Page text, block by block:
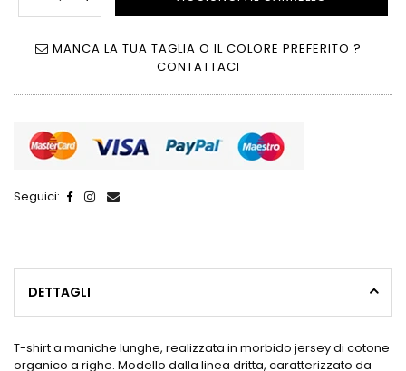
MANCA LA TUA TAGLIA O IL COLORE PREFERITO ?
CONTATTACI
Seguici:
DETTAGLI
T-shirt a maniche lunghe, realizzata in morbido jersey di cotone
organico a righe. Modello dalla linea dritta, caratterizzato da